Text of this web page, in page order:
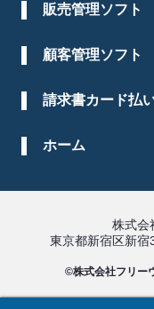
販売管理ソフト
顧客管理ソフト
請求書カード払
ホーム
株式会
東京都新宿区新
©株式会社フリー